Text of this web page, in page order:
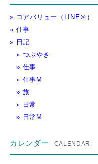
コアバリュー（LINE＠）
仕事
日記
つぶやき
仕事
仕事M
旅
日常
日常M
カレンダー